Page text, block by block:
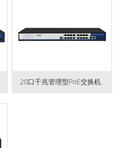
20口千兆管理型PoE交换机